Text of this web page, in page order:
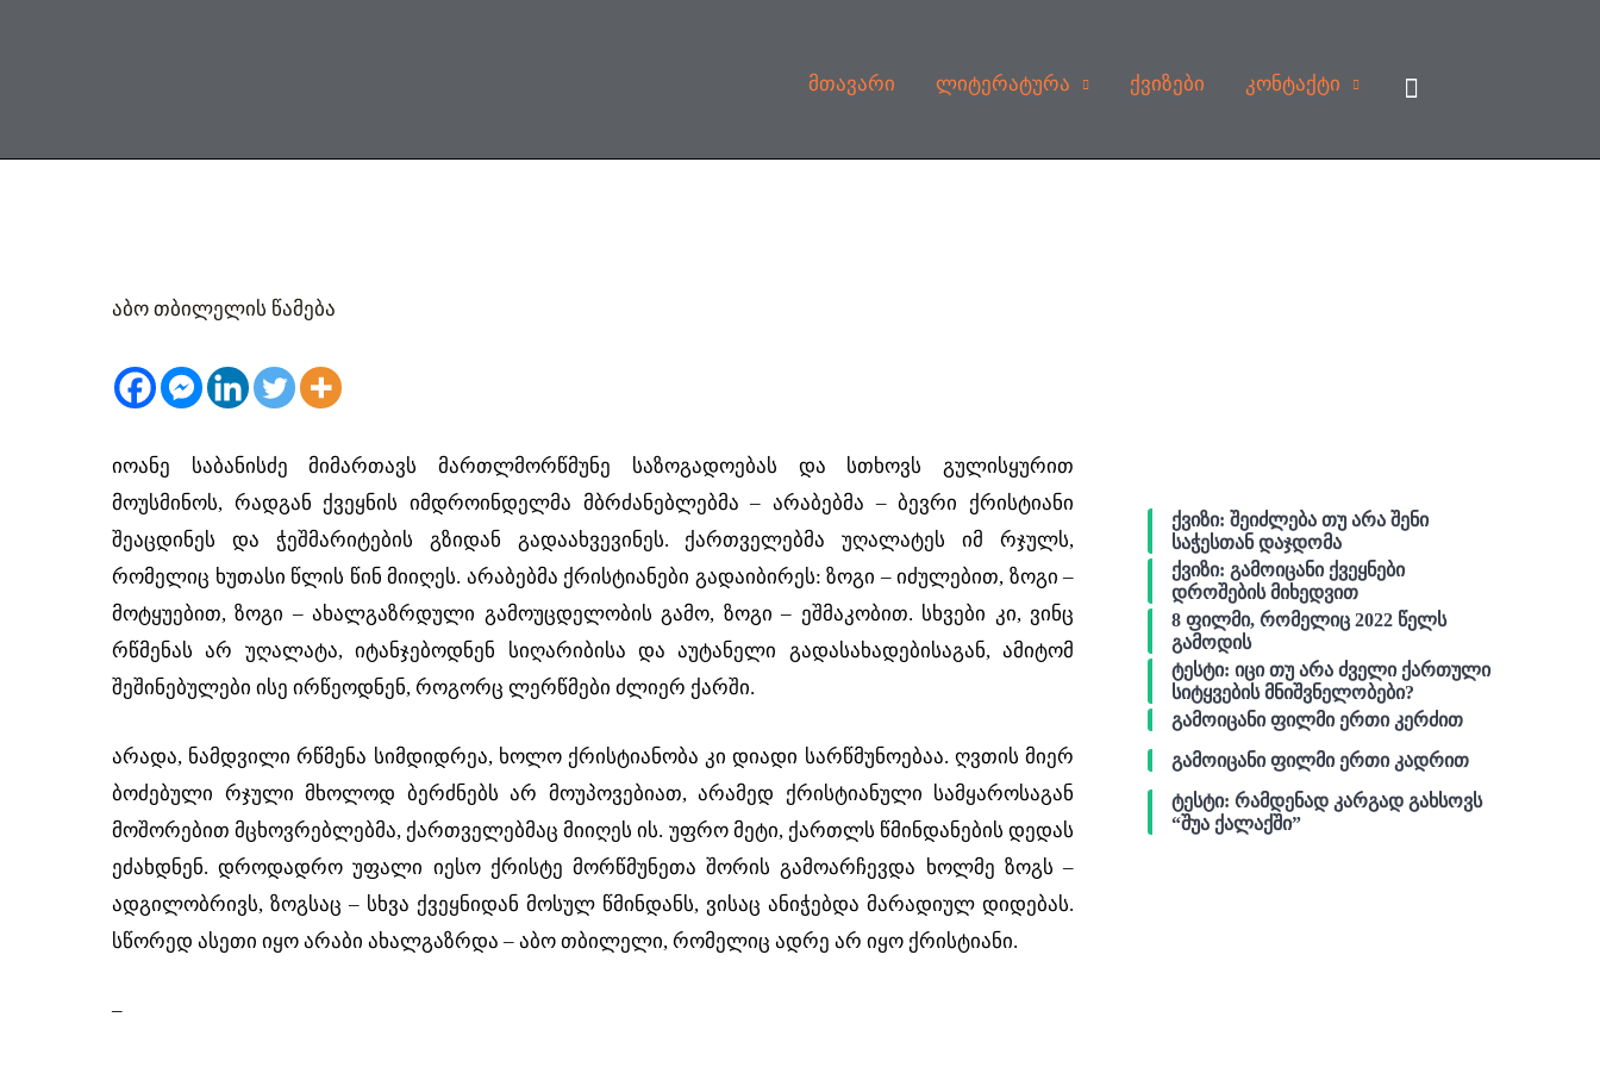
მთავარი ლიტერატურა ქვიზები კონტაქტი Search
აბო თბილელის წამება
იოანე საბანისძე მიმართავს მართლმორწმუნე საზოგადოებას და სთხოვს გულისყურით
მოუსმინოს, რადგან ქვეყნის იმდროინდელმა მბრძანებლებმა – არაბებმა – ბევრი ქრისტიანი
შეაცდინეს და ჭეშმარიტების გზიდან გადაახვევინეს. ქართველებმა უღალატეს იმ რჯულს,
რომელიც ხუთასი წლის წინ მიიღეს. არაბებმა ქრისტიანები გადაიბირეს: ზოგი – იძულებით, ზოგი –
მოტყუებით, ზოგი – ახალგაზრდული გამოუცდელობის გამო, ზოგი – ეშმაკობით. სხვები კი, ვინც
რწმენას არ უღალატა, იტანჯებოდნენ სიღარიბისა და აუტანელი გადასახადებისაგან, ამიტომ
შეშინებულები ისე ირწეოდნენ, როგორც ლერწმები ძლიერ ქარში.
არადა, ნამდვილი რწმენა სიმდიდრეა, ხოლო ქრისტიანობა კი დიადი სარწმუნოებაა. ღვთის მიერ
ბოძებული რჯული მხოლოდ ბერძნებს არ მოუპოვებიათ, არამედ ქრისტიანული სამყაროსაგან
მოშორებით მცხოვრებლებმა, ქართველებმაც მიიღეს ის. უფრო მეტი, ქართლს წმინდანების დედას
ეძახდნენ. დროდადრო უფალი იესო ქრისტე მორწმუნეთა შორის გამოარჩევდა ხოლმე ზოგს –
ადგილობრივს, ზოგსაც – სხვა ქვეყნიდან მოსულ წმინდანს, ვისაც ანიჭებდა მარადიულ დიდებას.
სწორედ ასეთი იყო არაბი ახალგაზრდა – აბო თბილელი, რომელიც ადრე არ იყო ქრისტიანი.
–
ქვიზი: შეიძლება თუ არა შენი
საჭესთან დაჯდომა
ქვიზი: გამოიცანი ქვეყნები
დროშების მიხედვით
8 ფილმი, რომელიც 2022 წელს
გამოდის
ტესტი: იცი თუ არა ძველი ქართული
სიტყვების მნიშვნელობები?
გამოიცანი ფილმი ერთი კერძით
გამოიცანი ფილმი ერთი კადრით
ტესტი: რამდენად კარგად გახსოვს
“შუა ქალაქში”